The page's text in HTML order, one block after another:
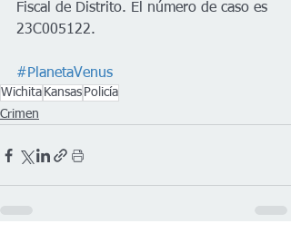
Fiscal de Distrito. El número de caso es
23C005122.
#PlanetaVenus
Wichita Kansas Policía
Crimen